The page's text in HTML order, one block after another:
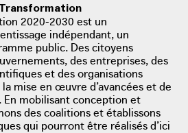
2020-2030 est un
indépendant, un
public. Des citoyens
des entreprises, des
et des organisations
mise en œuvre d’avancées et de
En mobilisant conception et
des coalitions et établissons
qui pourront être réalisés d’ici